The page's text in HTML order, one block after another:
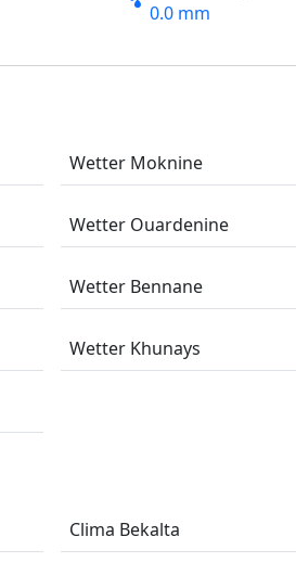
0.0 mm
Wetter Moknine
Wetter Ouardenine
Wetter Bennane
Wetter Khunays
Clima Bekalta